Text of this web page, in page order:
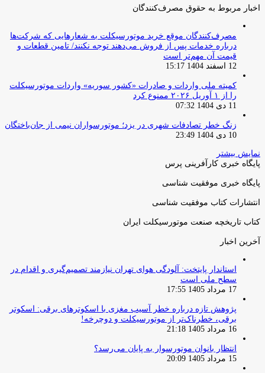
اخبار مربوط به حقوق مصرف‌کنندگان
مصرف‌کنندگان موقع خرید موتورسیکلت به شعارهایی که شرکت‌ها
درباره خدمات پس از فروش می‌دهند توجه نکنند/ تامین قطعات و
قیمت آن مهم‌تر است
12 اسفند 1404 15:17
کمیته ملی واردات و صادرات «کشور سوریه» واردات موتورسیکلت
را از ۱ آوریل ۲۰۲۶ ممنوع کرد
11 دی 1404 07:32
زنگ خطر تصادفات شهری در یزد؛ موتورسواران نیمی از جان‌باختگان
10 دی 1404 23:49
نمایش بیشتر
پایگاه خبری کارآفرینی پرس
پایگاه خبری موفقیت شناسی
انتشارات کتاب موفقیت شناسی
کتاب تاریخچه صنعت موتورسیکلت ایران
آخرین اخبار
استاندار پایتخت: آلودگی هوای تهران نیازمند تصمیم‌گیری و اقدام در
سطح ملی است
17 مرداد 1405 17:55
پژوهش تازه درباره خطر آسیب مغزی با اسکوترهای برقی: اسکوتر
برقی، خطرناک‌تر از موتورسیکلت و دوچرخه!
16 مرداد 1405 21:18
انتظار بانوان موتورسوار به پایان می‌رسد؟
15 مرداد 1405 20:09